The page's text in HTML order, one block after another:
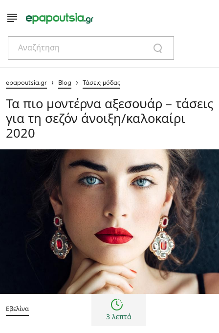
Αναζήτηση
epapoutsia.gr › Blog › Τάσεις μόδας
Τα πιο μοντέρνα αξεσουάρ – τάσεις
για τη σεζόν άνοιξη/καλοκαίρι
2020
Τάσεις μόδας
Εβελίνα
3 λεπτά